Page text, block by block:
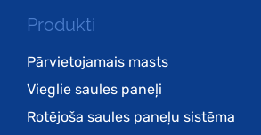
Produkti
Pārvietojamais masts
Vieglie saules paneļi
Rotējoša saules paneļu sistēma